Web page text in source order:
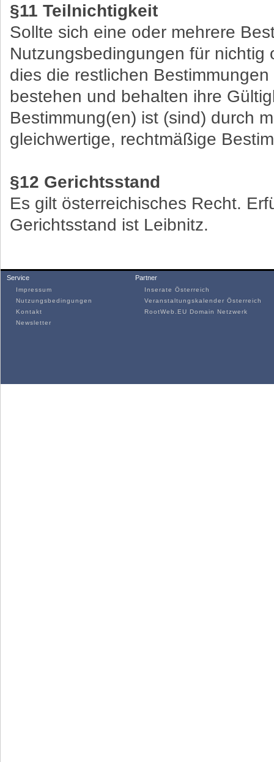
§11 Teilnichtigkeit
Sollte sich eine oder mehrere
Nutzungsbedingungen für
dies die restlichen
bestehen und behalten ihre
Bestimmung(en) ist (sind) durch
gleichwertige, rechtmäßige
§12 Gerichtsstand
Es gilt österreichisches Recht.
Gerichtsstand ist Leibnitz.
Service
Impressum
Nutzungsbedingungen
Kontakt
Newsletter
Partner
Inserate Österreich
Veranstaltungskalender Österreich
RootWeb.EU Domain Netzwerk